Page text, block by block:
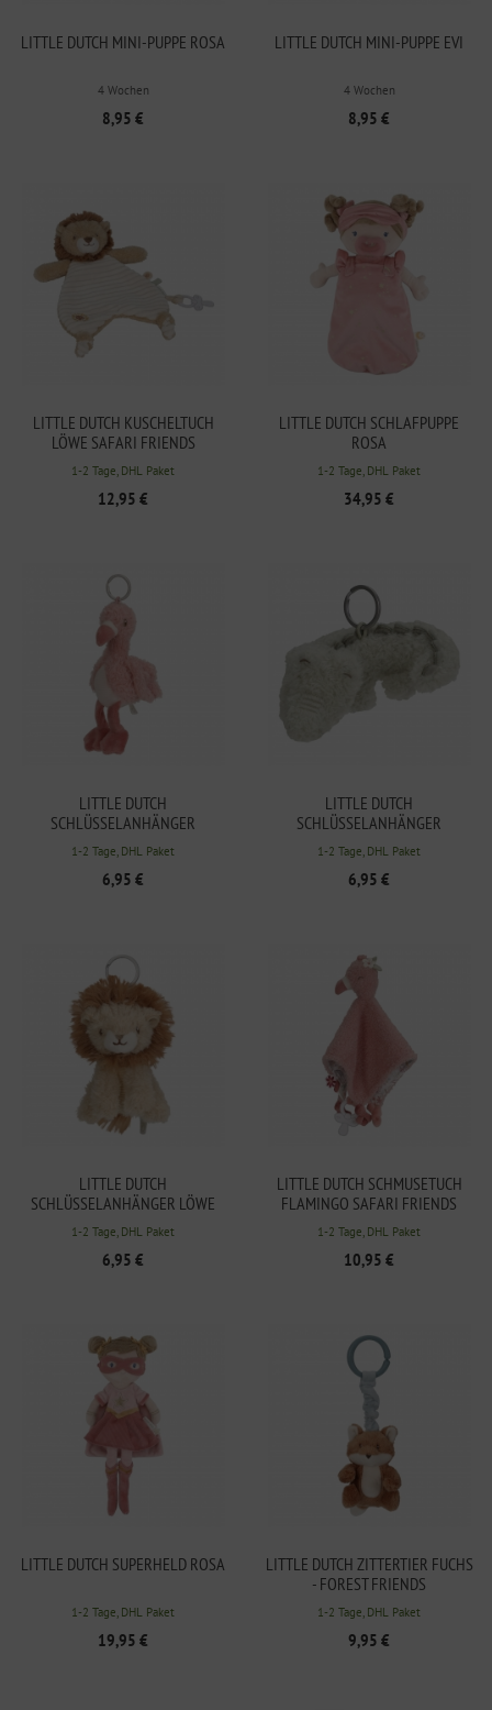
LITTLE DUTCH MINI-PUPPE ROSA
4 Wochen
8,95 €
LITTLE DUTCH MINI-PUPPE EVI
4 Wochen
8,95 €
LITTLE DUTCH KUSCHELTUCH
LÖWE SAFARI FRIENDS
1-2 Tage, DHL Paket
12,95 €
LITTLE DUTCH SCHLAFPUPPE
ROSA
1-2 Tage, DHL Paket
34,95 €
LITTLE DUTCH
SCHLÜSSELANHÄNGER
FLAMINGO SAFARI FRIENDS
1-2 Tage, DHL Paket
6,95 €
LITTLE DUTCH
SCHLÜSSELANHÄNGER
KROKODIL SAFARI FRIENDS
1-2 Tage, DHL Paket
6,95 €
LITTLE DUTCH
SCHLÜSSELANHÄNGER LÖWE
SAFARI FRIENDS
1-2 Tage, DHL Paket
6,95 €
LITTLE DUTCH SCHMUSETUCH
FLAMINGO SAFARI FRIENDS
1-2 Tage, DHL Paket
10,95 €
LITTLE DUTCH SUPERHELD ROSA
1-2 Tage, DHL Paket
19,95 €
LITTLE DUTCH ZITTERTIER FUCHS
- FOREST FRIENDS
1-2 Tage, DHL Paket
9,95 €